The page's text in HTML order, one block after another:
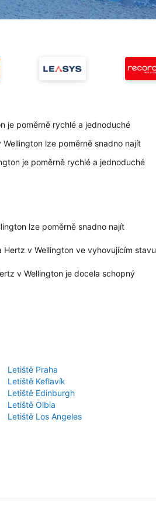
je poměrně rychlé a jednoduché
lze poměrně snadno najít
je poměrně rychlé a jednoduché
lze poměrně snadno najít
v Wellington ve vyhovujícím stavu
v Wellington je docela schopný
Letiště Praha
Letiště Keflavík
Letiště Edinburgh
Letiště Olbia
Letiště Los Angeles